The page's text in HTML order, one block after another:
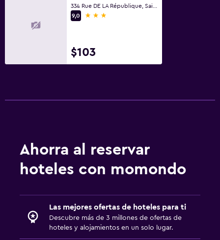
9,0
3 estrellas
$103
Ahorra al reservar
hoteles con momondo
Las mejores ofertas de hoteles para ti
Descubre más de 3 millones de ofertas de
hoteles y alojamientos en un solo lugar.